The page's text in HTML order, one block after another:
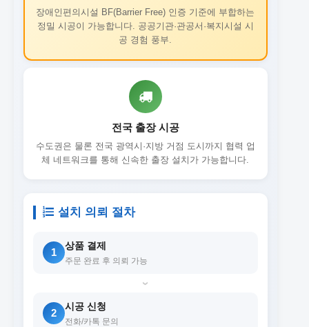
장애인편의시설 BF(Barrier Free) 인증 기준에 부합하는
정밀 시공이 가능합니다. 공공기관·관공서·복지시설 시
공 경험 풍부.
전국 출장 시공
수도권은 물론 전국 광역시·지방 거점 도시까지 협력 업
체 네트워크를 통해 신속한 출장 설치가 가능합니다.
설치 의뢰 절차
1
상품 결제
주문 완료 후 의뢰 가능
›
2
시공 신청
전화/카톡 문의